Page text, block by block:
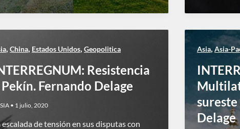
, China, Estados Unidos, Geopolitica
Resistencia
Pekín. Fernando Delage
• 1 julio, 2020
escalada de tensión en sus disputas con
Asia, Asia-
Delage